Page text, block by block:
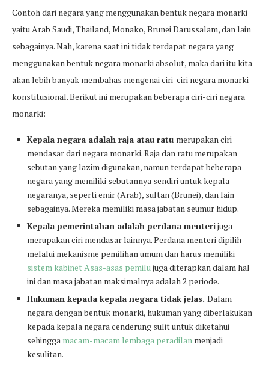
Contoh dari negara yang menggunakan bentuk negara monarki
yaitu Arab Saudi, Thailand, Monako, Brunei Darussalam, dan lain
sebagainya. Nah, karena saat ini tidak terdapat negara yang
menggunakan bentuk negara monarki absolut, maka dari itu kita
akan lebih banyak membahas mengenai ciri-ciri negara monarki
konstitusional. Berikut ini merupakan beberapa ciri-ciri negara
monarki:
Kepala negara adalah raja atau ratu merupakan ciri
mendasar dari negara monarki. Raja dan ratu merupakan
sebutan yang lazim digunakan, namun terdapat beberapa
negara yang memiliki sebutannya sendiri untuk kepala
negaranya, seperti emir (Arab), sultan (Brunei), dan lain
sebagainya. Mereka memiliki masa jabatan seumur hidup.
Kepala pemerintahan adalah perdana menterijuga
merupakan ciri mendasar lainnya. Perdana menteri dipilih
melalui mekanisme pemilihan umum dan harus memiliki
sistem kabinetAsas-asas pemilujuga diterapkan dalam hal
ini dan masa jabatan maksimalnya adalah 2 periode.
Hukuman kepada kepala negara tidak jelas. Dalam
negara dengan bentuk monarki, hukuman yang diberlakukan
kepada kepala negara cenderung sulit untuk diketahui
sehingga macam-macam lembaga peradilan menjadi
kesulitan.